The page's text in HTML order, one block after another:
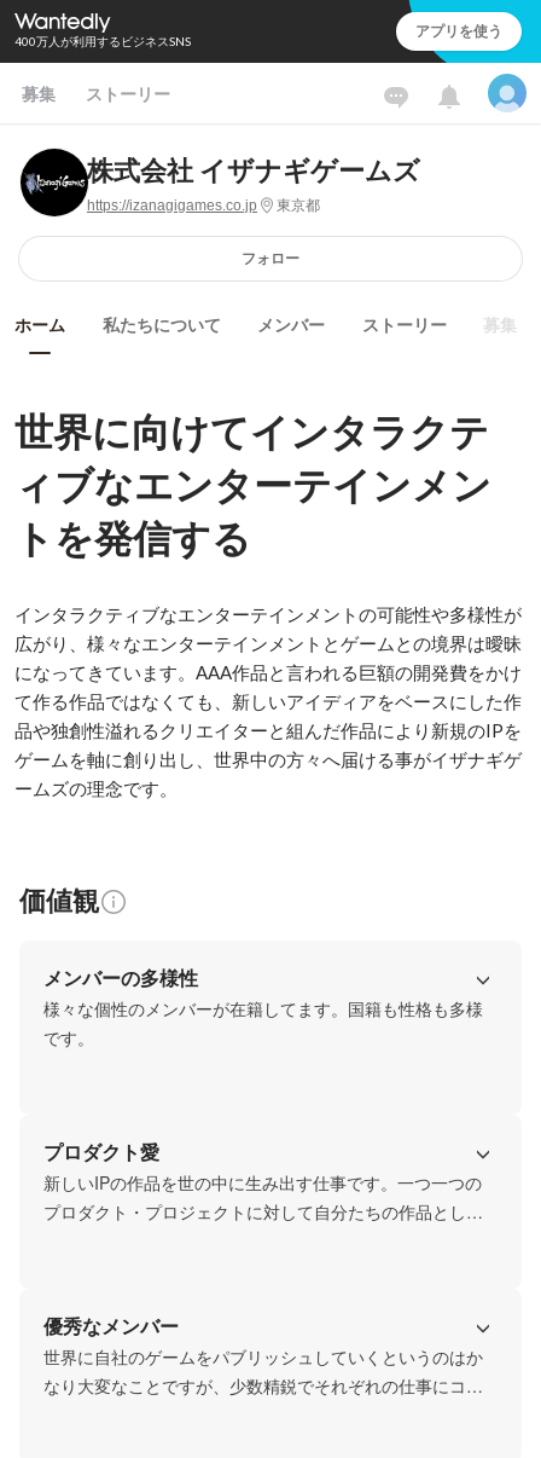
400万人が利用するビジネスSNS アプリを使う
募集 ストーリー
株式会社 イザナギゲームズ
https://izanagigames.co.jp 東京都
フォロー
ホーム 私たちについて メンバー ストーリー 募集
世界に向けてインタラクテ
ィブなエンターテインメン
トを発信する
インタラクティブなエンターテインメントの可能性や多様性が
広がり、様々なエンターテインメントとゲームとの境界は曖昧
になってきています。AAA作品と言われる巨額の開発費をかけ
て作る作品ではなくても、新しいアイディアをベースにした作
品や独創性溢れるクリエイターと組んだ作品により新規のIPを
ゲームを軸に創り出し、世界中の方々へ届ける事がイザナギゲ
ームズの理念です。
価値観
メンバーの多様性
様々な個性のメンバーが在籍してます。国籍も性格も多様
です。
プロダクト愛
新しいIPの作品を世の中に生み出す仕事です。一つ一つの
プロダクト・プロジェクトに対して自分たちの作品として
優秀なメンバー
世界に自社のゲームをパブリッシュしていくというのはか
なり大変なことですが、少数精鋭でそれぞれの仕事にコミ